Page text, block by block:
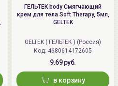
ГЕЛЬТЕК body Смягчающий
крем для тела Soft Therapy, 5мл,
GELTEK
GELTEK ( ГЕЛЬТЕК ) (Россия)
Код: 4680614172605
9.69 руб.
в корзину